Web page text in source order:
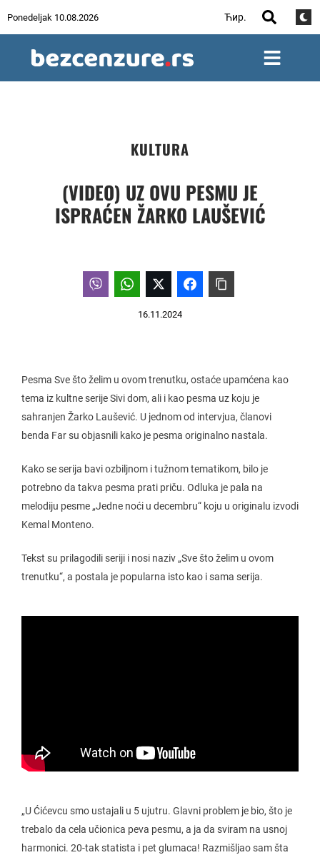
Ponedeljak 10.08.2026 Ћир.
KULTURA
(VIDEO) UZ OVU PESMU JE
ISPRAĆEN ŽARKO LAUŠEVIĆ
16.11.2024
Pesma Sve što želim u ovom trenutku, ostaće upamćena kao
tema iz kultne serije Sivi dom, ali i kao pesma uz koju je
sahranjen Žarko Laušević. U jednom od intervjua, članovi
benda Far su objasnili kako je pesma originalno nastala.
Kako se serija bavi ozbiljnom i tužnom tematikom, bilo je
potrebno da takva pesma prati priču. Odluka je pala na
melodiju pesme „Jedne noći u decembru“ koju u originalu izvodi
Kemal Monteno.
Tekst su prilagodili seriji i nosi naziv „Sve što želim u ovom
trenutku“, a postala je popularna isto kao i sama serija.
„U Ćićevcu smo ustajali u 5 ujutru. Glavni problem je bio, što je
trebalo da cela učionica peva pesmu, a ja da sviram na usnoj
harmonici. 20-tak statista i pet glumaca! Razmišljao sam šta